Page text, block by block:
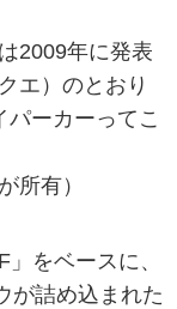
2009年に発表
エ）のとおり
ーカーってこ
所有）
をベースに、
が詰め込まれた